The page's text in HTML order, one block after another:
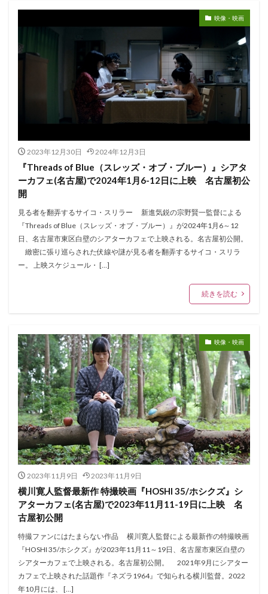
映像・映画
2023年12月30日 2024年12月3日
『Threads of Blue（スレッズ・オブ・ブルー）』シアタ
ーカフェ(名古屋)で2024年1月6-12日に上映 名古屋初公
開
見る者を翻弄するサイコ・スリラー 新進気鋭の宗野賢一監督による
『Threads of Blue（スレッズ・オブ・ブルー）』が2024年1月6～12
日、名古屋市東区白壁のシアターカフェで上映される。名古屋初公開。
緻密に張り巡らされた伏線や謎が見る者を翻弄するサイコ・スリラ
ー。 上映スケジュール・ […]
続きを読む
映像・映画
2023年11月9日 2023年11月9日
横川寛人監督最新作 特撮映画『HOSHI 35/ホシクズ』シ
アターカフェ(名古屋)で2023年11月11-19日に上映 名
古屋初公開
特撮ファンにはたまらない作品 横川寛人監督による最新作の特撮映画
『HOSHI 35/ホシクズ』が2023年11月11～19日、名古屋市東区白壁の
シアターカフェで上映される。名古屋初公開。 2021年9月にシアター
カフェで上映された話題作『ネズラ1964』で知られる横川監督。2022
年10月には、 […]